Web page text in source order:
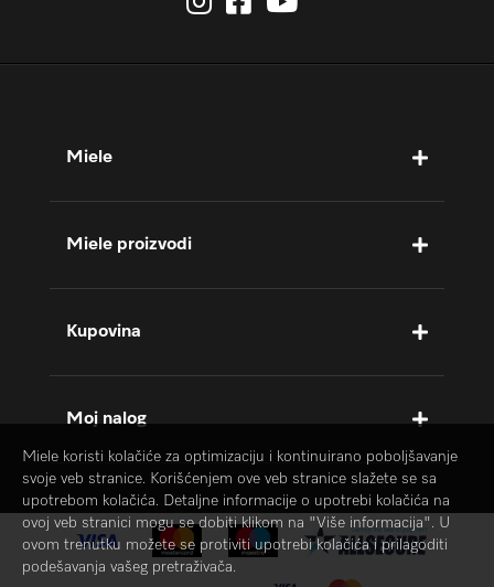
Miele
Miele proizvodi
Kupovina
Moj nalog
Miele koristi kolačiće za optimizaciju i kontinuirano poboljšavanje
svoje veb stranice. Korišćenjem ove veb stranice slažete se sa
upotrebom kolačića. Detaljne informacije o upotrebi kolačića na
ovoj veb stranici mogu se dobiti klikom na "Više informacija". U
ovom trenutku možete se protiviti upotrebi kolačića i prilagoditi
podešavanja vašeg pretraživača.